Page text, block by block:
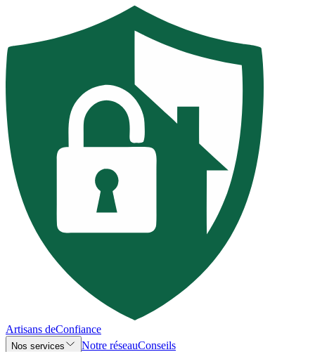
Artisans deConfiance
Nos services Notre réseauConseils